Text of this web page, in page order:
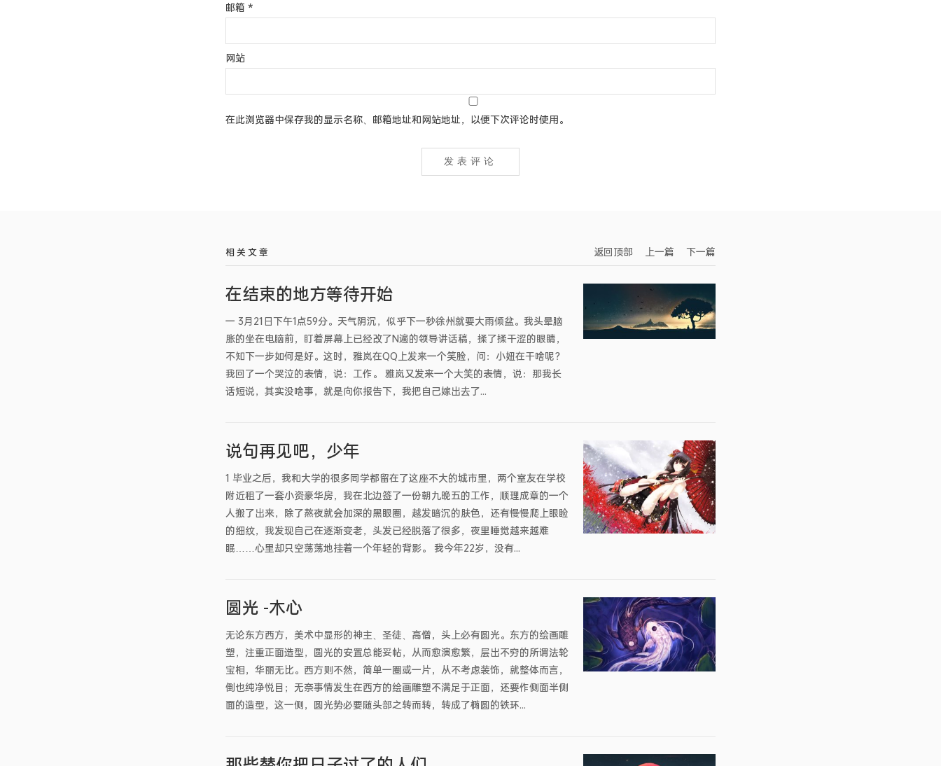
邮箱 *
网站
在此浏览器中保存我的显示名称、邮箱地址和网站地址，以便下次评论时使用。
相 关 文 章 返回顶部 上一篇 下一篇
在结束的地方等待开始
一 3月21日下午1点59分。天气阴沉，似乎下一秒徐州就要大雨倾盆。我头晕脑
胀的坐在电脑前，盯着屏幕上已经改了N遍的领导讲话稿，揉了揉干涩的眼睛，
不知下一步如何是好。这时，雅岚在QQ上发来一个笑脸，问：小妞在干啥呢？
我回了一个哭泣的表情，说：工作。 雅岚又发来一个大笑的表情，说：那我长
话短说，其实没啥事，就是向你报告下，我把自己嫁出去了...
说句再见吧，少年
1 毕业之后，我和大学的很多同学都留在了这座不大的城市里，两个室友在学校
附近租了一套小资豪华房，我在北边签了一份朝九晚五的工作，顺理成章的一个
人搬了出来，除了熬夜就会加深的黑眼圈，越发暗沉的肤色，还有慢慢爬上眼睑
的细纹，我发现自己在逐渐变老，头发已经脱落了很多，夜里睡觉越来越难
眠……心里却只空荡荡地挂着一个年轻的背影。 我今年22岁，没有...
圆光 -木心
无论东方西方，美术中显形的神主、圣徒、高僧，头上必有圆光。东方的绘画雕
塑，注重正面造型，圆光的安置总能妥帖，从而愈演愈繁，层出不穷的所谓法轮
宝相，华丽无比。西方则不然，简单一圈或一片，从不考虑装饰，就整体而言，
倒也纯净悦目；无奈事情发生在西方的绘画雕塑不满足于正面，还要作侧面半侧
面的造型，这一侧，圆光势必要随头部之转而转，转成了椭圆的铁环...